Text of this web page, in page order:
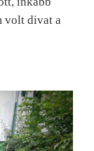
volt divat a